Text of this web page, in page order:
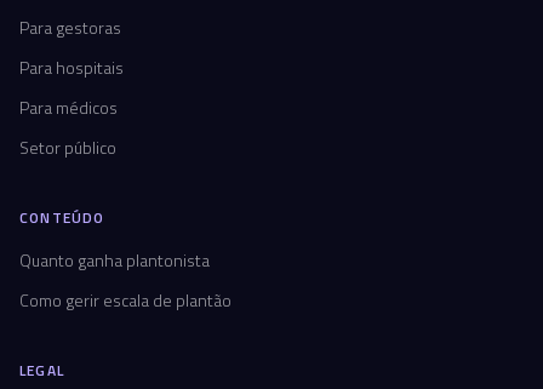
Para gestoras
Para hospitais
Para médicos
Setor público
CONTEÚDO
Quanto ganha plantonista
Como gerir escala de plantão
LEGAL